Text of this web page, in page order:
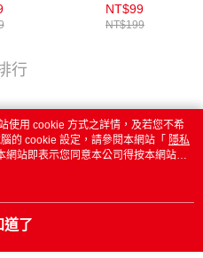
NT$99
NT$199
行
使用 cookie 方式之詳情，及若您不希
的 cookie 設定，請參閱本網站「 隱私
網站即表示您同意本公司得按本網站使
道了